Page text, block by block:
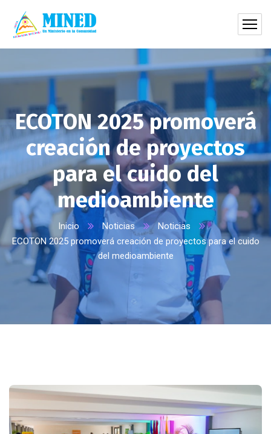
ECOTON 2025 promoverá
creación de proyectos
para el cuido del
medioambiente
Inicio Noticias
Noticias
ECOTON 2025 promoverá creación de proyectos para el cuido
del medioambiente